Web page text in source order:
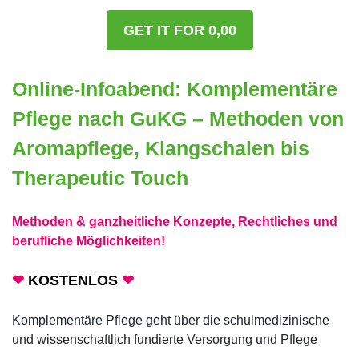
GET IT FOR 0,00
Online-Infoabend: Komplementäre
Pflege nach GuKG – Methoden von
Aromapflege, Klangschalen bis
Therapeutic Touch
Methoden & ganzheitliche Konzepte, Rechtliches und
berufliche Möglichkeiten!
❤ KOSTENLOS ❤
Komplementäre Pflege geht über die schulmedizinische
und wissenschaftlich fundierte Versorgung und Pflege